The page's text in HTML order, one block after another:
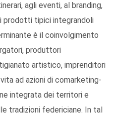
agli eventi, al branding,
prodotti tipici integrandoli
è il coinvolgimento
produttori
artistico, imprenditori
ad azioni di comarketing-
integrata dei territori e
tradizioni federiciane. In tal